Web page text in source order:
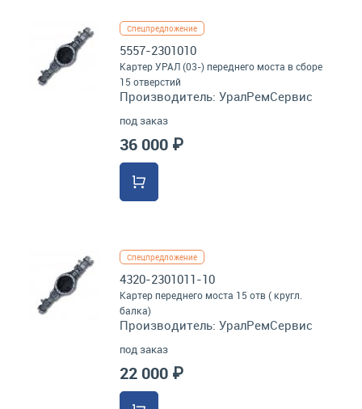
Спецпредложение
5557-2301010
Картер УРАЛ (03-) переднего моста в сборе
15 отверстий
Производитель: УралРемСервис
под заказ
36 000 ₽
Спецпредложение
4320-2301011-10
Картер переднего моста 15 отв ( кругл.
балка)
Производитель: УралРемСервис
под заказ
22 000 ₽